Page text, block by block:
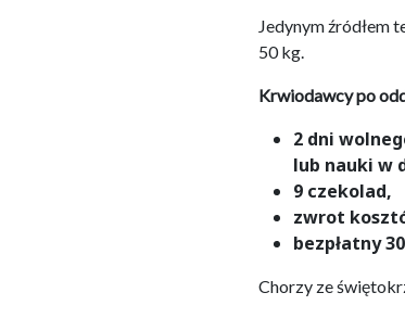
Jedynym źródłem
50 kg.
Krwiodawcy po
2 dni
lub nauki w
9 czekolad,
zwrot
bezpłatny
Chorzy ze